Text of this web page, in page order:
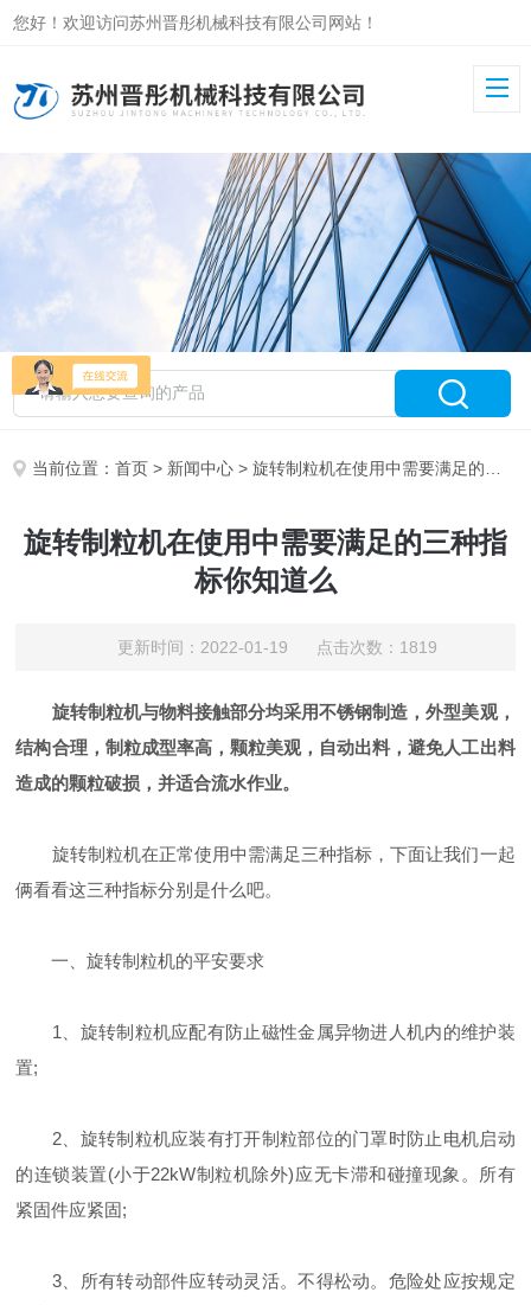
您好！欢迎访问苏州晋彤机械科技有限公司网站！
当前位置：首页 > 新闻中心 > 旋转制粒机在使用中需要满足的三种指标你知道么
旋转制粒机在使用中需要满足的三种指
标你知道么
更新时间：2022-01-19 点击次数：1819
旋转制粒机与物料接触部分均采用不锈钢制造，外型美观，
结构合理，制粒成型率高，颗粒美观，自动出料，避免人工出料
造成的颗粒破损，并适合流水作业。
旋转制粒机在正常使用中需满足三种指标，下面让我们一起
俩看看这三种指标分别是什么吧。
一、旋转制粒机的平安要求
1、旋转制粒机应配有防止磁性金属异物进人机内的维护装
置;
2、旋转制粒机应装有打开制粒部位的门罩时防止电机启动
的连锁装置(小于22kW制粒机除外)应无卡滞和碰撞现象。所有
紧固件应紧固;
3、所有转动部件应转动灵活。不得松动。危险处应按规定